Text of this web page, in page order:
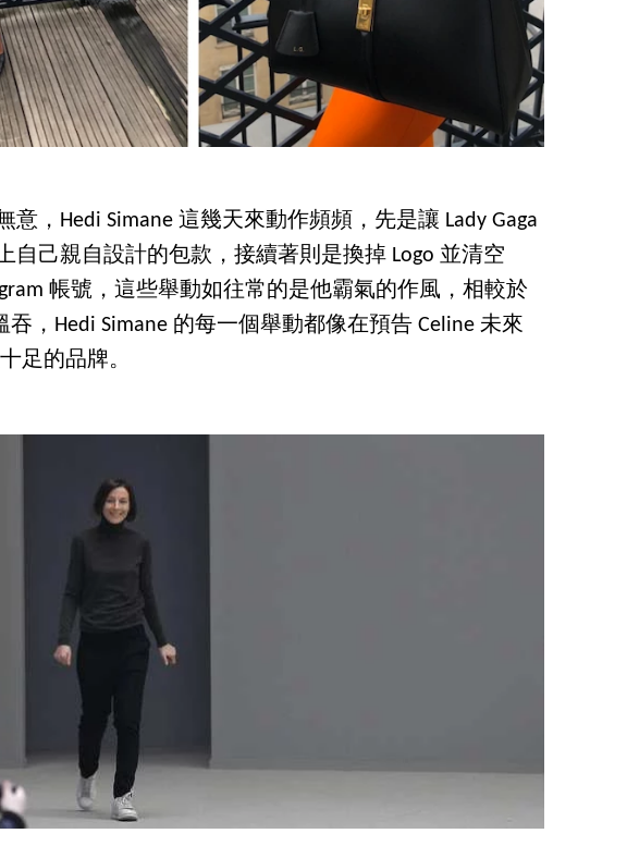
意，Hedi Simane 這幾天來動作頻頻，先是讓 Lady Gaga
自己親自設計的包款，接續著則是換掉 Logo 並清空
帳號，這些舉動如往常的是他霸氣的作風，相較於
吞，Hedi Simane 的每一個舉動都像在預告 Celine 未來
足的品牌。